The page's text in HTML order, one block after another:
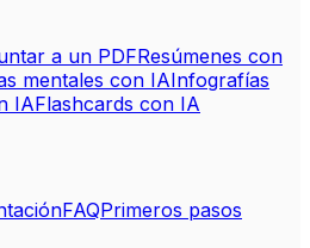
a un PDFResúmenes con
mentales con IAInfografías
IAFlashcards con IA
FAQPrimeros pasos